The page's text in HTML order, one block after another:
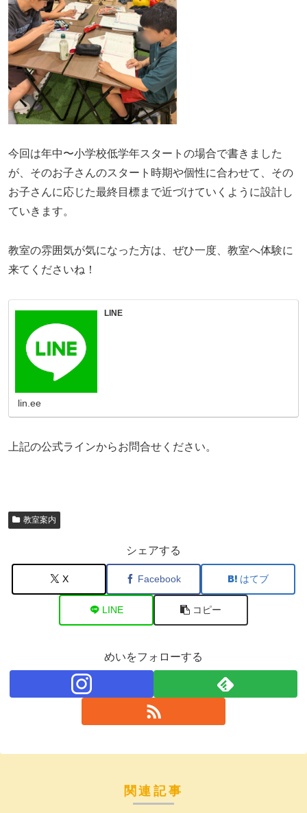
今回は年中〜小学校低学年スタートの場合で書きました
が、そのお子さんのスタート時期や個性に合わせて、その
お子さんに応じた最終目標まで近づけていくように設計し
ていきます。
教室の雰囲気が気になった方は、ぜひ一度、教室へ体験に
来てくださいね！
LINE
lin.ee
上記の公式ラインからお問合せください。
教室案内
シェアする
X Facebook はてブ
LINE コピー
めいをフォローする
関連記事